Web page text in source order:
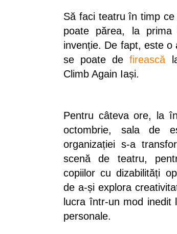
Să faci teatru în timp ce
poate părea, la prima
invenție. De fapt, este o
se poate defirească
Climb Again Iași.
Pentru câteva ore, la
octombrie, sala de
organizației s-a
scenă de teatru,
copiilor cu dizabilități
de a-și explora
lucra într-un mod inedit
personale.